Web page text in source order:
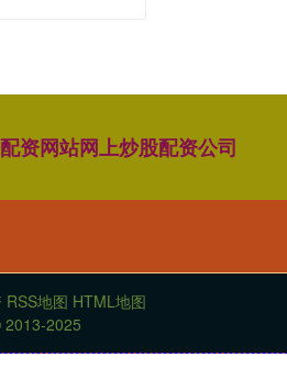
资网站网上炒股配资公司
RSS地图 HTML地图
2025